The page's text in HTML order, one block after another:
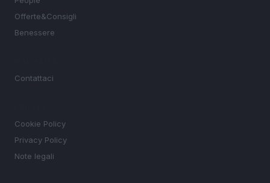
Offerte&Consigli
Benessere
Contattaci
Cookie Policy
Privacy Policy
Note legali